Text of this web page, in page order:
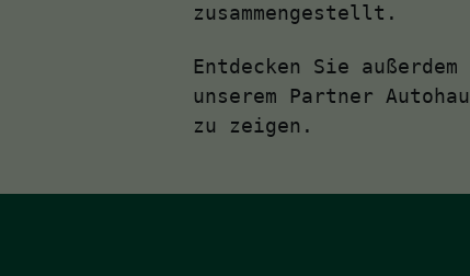
zusammengestellt.
Entdecken Sie
unserem Partner
zu zeigen.